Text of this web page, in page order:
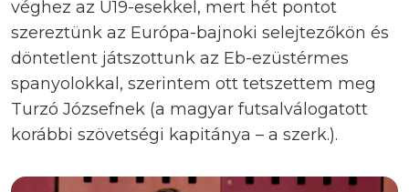
véghez az U19-esekkel, mert hét pontot
szereztünk az Európa-bajnoki selejtezőkön és
döntetlent játszottunk az Eb-ezüstérmes
spanyolokkal, szerintem ott tetszettem meg
Turzó Józsefnek (a magyar futsalválogatott
korábbi szövetségi kapitánya – a szerk.).